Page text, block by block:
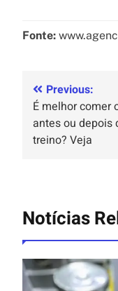
Fonte:
Previous:
É melhor comer
antes ou depois
treino? Veja
Notícias